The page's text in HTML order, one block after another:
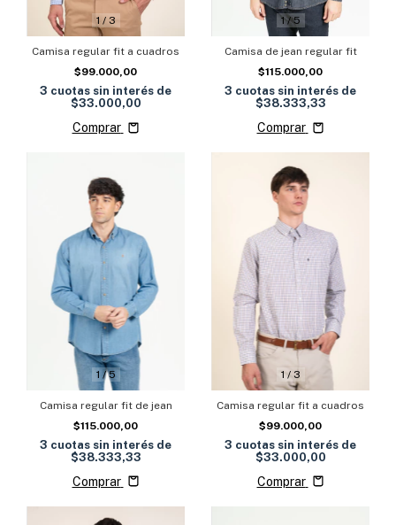
1/ 3
Camisa regular fit a cuadros
$99.000,00
3 cuotas sin interés de
$33.000,00
Comprar
1/5
Camisa de jean regular fit
$115.000,00
3 cuotas sin interés de
$38.333,33
Comprar
1 /5
Camisa regular fit de jean
$115.000,00
3 cuotas sin interés de
$38.333,33
Comprar
1 / 3
Camisa regular fit a cuadros
$99.000,00
3 cuotas sin interés de
$33.000,00
Comprar